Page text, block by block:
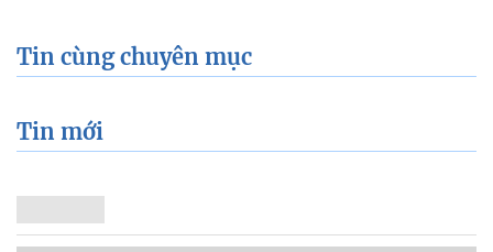
Tin cùng chuyên mục
Tin mới